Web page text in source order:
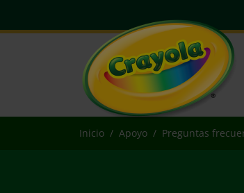
Inicio Apoyo Preguntas